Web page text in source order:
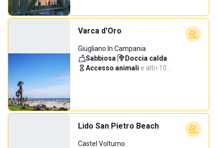
Varca d'Oro
Giugliano In Campania
Sabbiosa· Doccia calda·
Accesso animali·e altri 10…
Lido San Pietro Beach
Castel Volturno